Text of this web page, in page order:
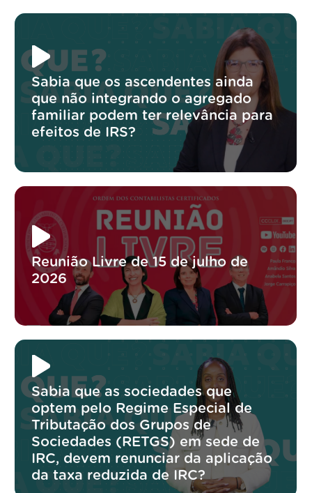
Sabia que os ascendentes ainda
que não integrando o agregado
familiar podem ter relevância para
efeitos de IRS?
Reunião Livre de 15 de julho de
2026
Sabia que as sociedades que
optem pelo Regime Especial de
Tributação dos Grupos de
Sociedades (RETGS) em sede de
IRC, devem renunciar da aplicação
da taxa reduzida de IRC?